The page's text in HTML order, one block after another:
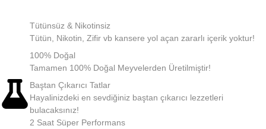
Tütünsüz & Nikotinsiz
Tütün, Nikotin, Zifir vb kansere yol açan zararlı içerik yoktur!
100% Doğal
Tamamen 100% Doğal Meyvelerden Üretilmiştir!
Baştan Çıkarıcı Tatlar
Hayalinizdeki en sevdiğiniz baştan çıkarıcı lezzetleri
bulacaksınız!
2 Saat Süper Performans